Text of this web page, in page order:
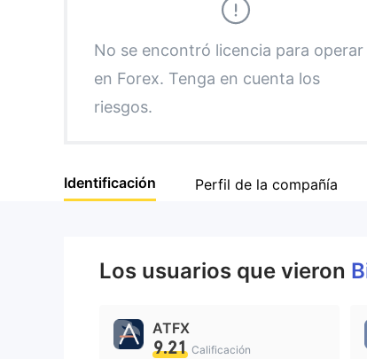
5
6
7
8
9
No se encontró licencia para operar
en Forex. Tenga en cuenta los
riesgos.
Identificación Perfil de la compañía
Los usuarios que vieron
ATFX
9.21 Calificación